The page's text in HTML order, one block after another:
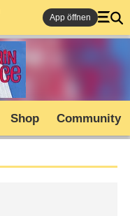
App öffnen
Shop Community